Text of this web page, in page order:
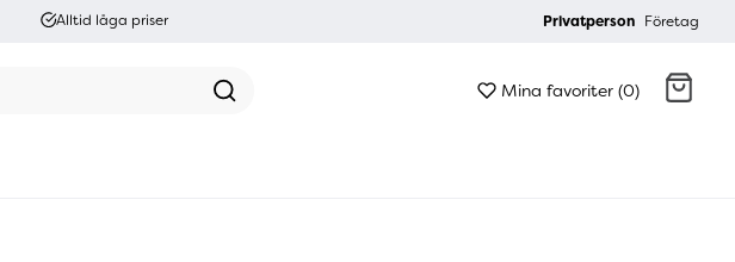
Alltid låga priser Privatperson Företag
Mina favoriter (0)